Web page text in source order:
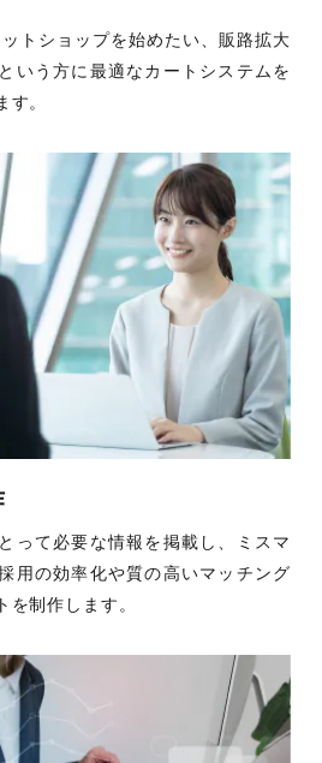
トショップを始めたい、販路拡大
いう方に最適なカートシステムを
。
って必要な情報を掲載し、ミスマ
用の効率化や質の高いマッチング
を制作します。